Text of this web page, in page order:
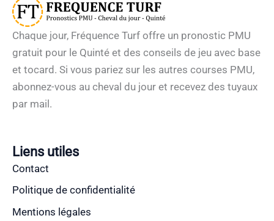
Chaque jour, Fréquence Turf offre un pronostic PMU
gratuit pour le Quinté et des conseils de jeu avec base
et tocard. Si vous pariez sur les autres courses PMU,
abonnez-vous au cheval du jour et recevez des tuyaux
par mail.
Liens utiles
Contact
Politique de confidentialité
Mentions légales